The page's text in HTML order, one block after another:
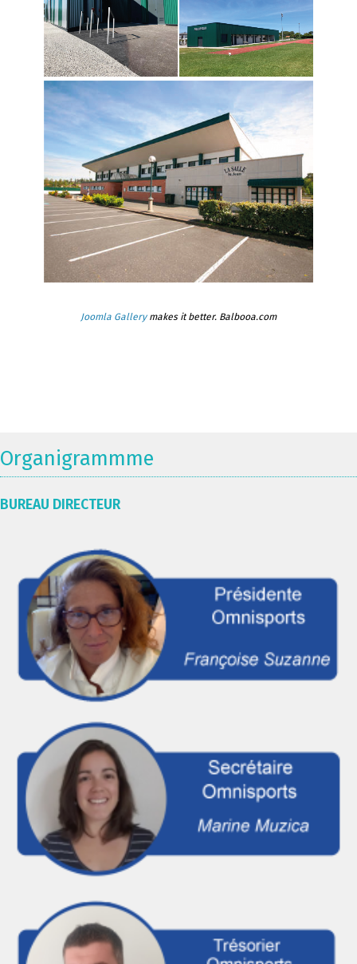
Joomla Gallerymakes it better. Balbooa.com
Organigrammme
BUREAU DIRECTEUR